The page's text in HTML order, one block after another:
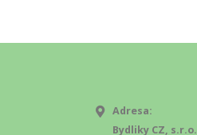
Adresa:
Bydliky CZ, s.r.o.